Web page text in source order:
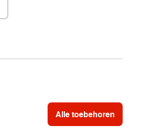
Alle toebehoren